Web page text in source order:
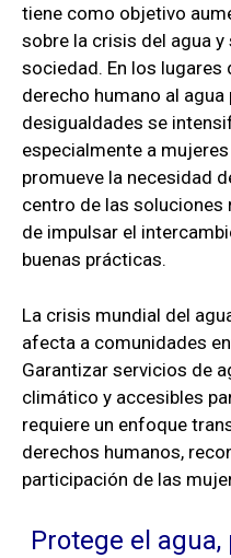
tiene como objetivo
sobre la crisis del agua
sociedad. En los
derecho humano al
desigualdades se
especialmente a
promueve la necesidad
centro de las soluciones
de impulsar el
buenas prácticas.
La crisis mundial del
afecta a comunidades
Garantizar servicios de
climático y accesibles
requiere un enfoque
derechos humanos,
participación de las
Protege el